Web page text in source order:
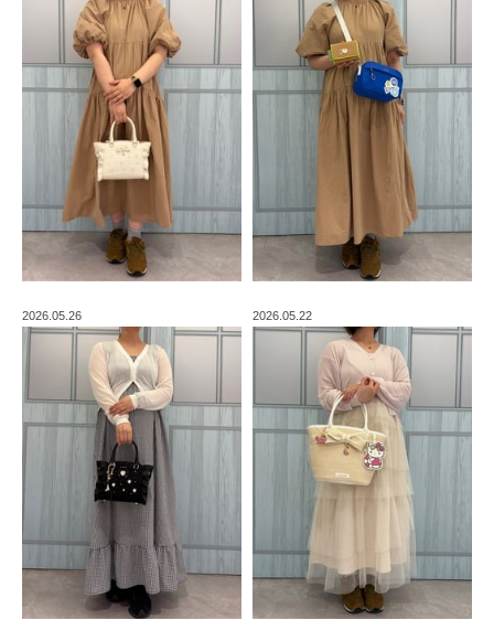
2026.05.26 2026.05.22